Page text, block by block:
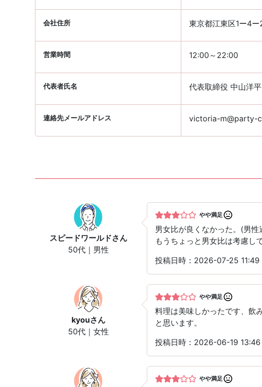
会社住所 東京都江東区1ー4
営業時間 12:00～22:00
代表者氏名 代表取締役 中山洋平
連絡先メールアドレス victoria-m@party-
スピードワールドさん
50代｜男性
やや満足
男女比が良くなかった。(男性
もうちょっと男女比は考慮し
投稿日時：2026-07-25 11:49
kyouさん
50代｜女性
やや満足
料理は美味しかったです、飲
と思います。
投稿日時：2026-06-19 13:46
やや満足